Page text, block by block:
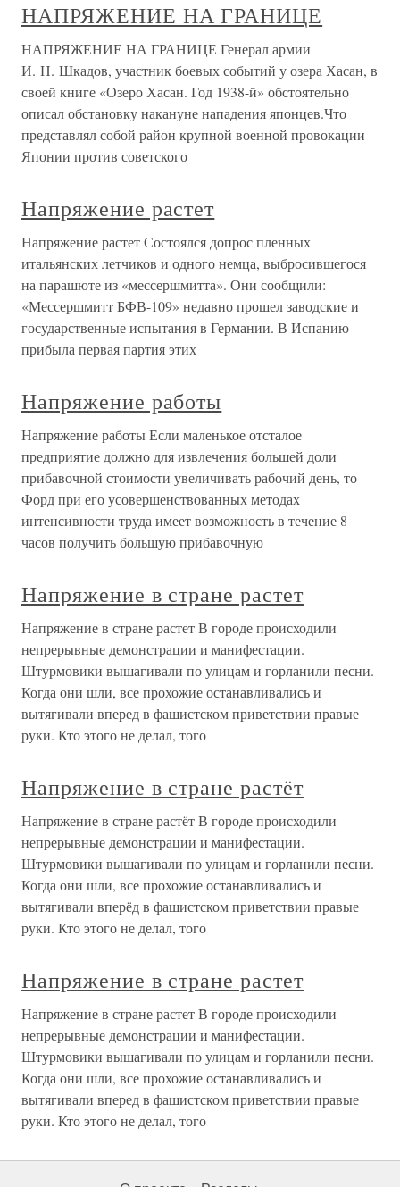
НАПРЯЖЕНИЕ НА ГРАНИЦЕ
НАПРЯЖЕНИЕ НА ГРАНИЦЕ Генерал армии
И. Н. Шкадов, участник боевых событий у озера Хасан, в
своей книге «Озеро Хасан. Год 1938-й» обстоятельно
описал обстановку накануне нападения японцев.Что
представлял собой район крупной военной провокации
Японии против советского
Напряжение растет
Напряжение растет Состоялся допрос пленных
итальянских летчиков и одного немца, выбросившегося
на парашюте из «мессершмитта». Они сообщили:
«Мессершмитт БФВ-109» недавно прошел заводские и
государственные испытания в Германии. В Испанию
прибыла первая партия этих
Напряжение работы
Напряжение работы Если маленькое отсталое
предприятие должно для извлечения большей доли
прибавочной стоимости увеличивать рабочий день, то
Форд при его усовершенствованных методах
интенсивности труда имеет возможность в течение 8
часов получить большую прибавочную
Напряжение в стране растет
Напряжение в стране растет В городе происходили
непрерывные демонстрации и манифестации.
Штурмовики вышагивали по улицам и горланили песни.
Когда они шли, все прохожие останавливались и
вытягивали вперед в фашистском приветствии правые
руки. Кто этого не делал, того
Напряжение в стране растёт
Напряжение в стране растёт В городе происходили
непрерывные демонстрации и манифестации.
Штурмовики вышагивали по улицам и горланили песни.
Когда они шли, все прохожие останавливались и
вытягивали вперёд в фашистском приветствии правые
руки. Кто этого не делал, того
Напряжение в стране растет
Напряжение в стране растет В городе происходили
непрерывные демонстрации и манифестации.
Штурмовики вышагивали по улицам и горланили песни.
Когда они шли, все прохожие останавливались и
вытягивали вперед в фашистском приветствии правые
руки. Кто этого не делал, того